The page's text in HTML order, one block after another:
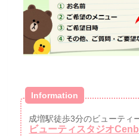
Information
成増駅徒歩3分のビューティ
ビューティスタジオ